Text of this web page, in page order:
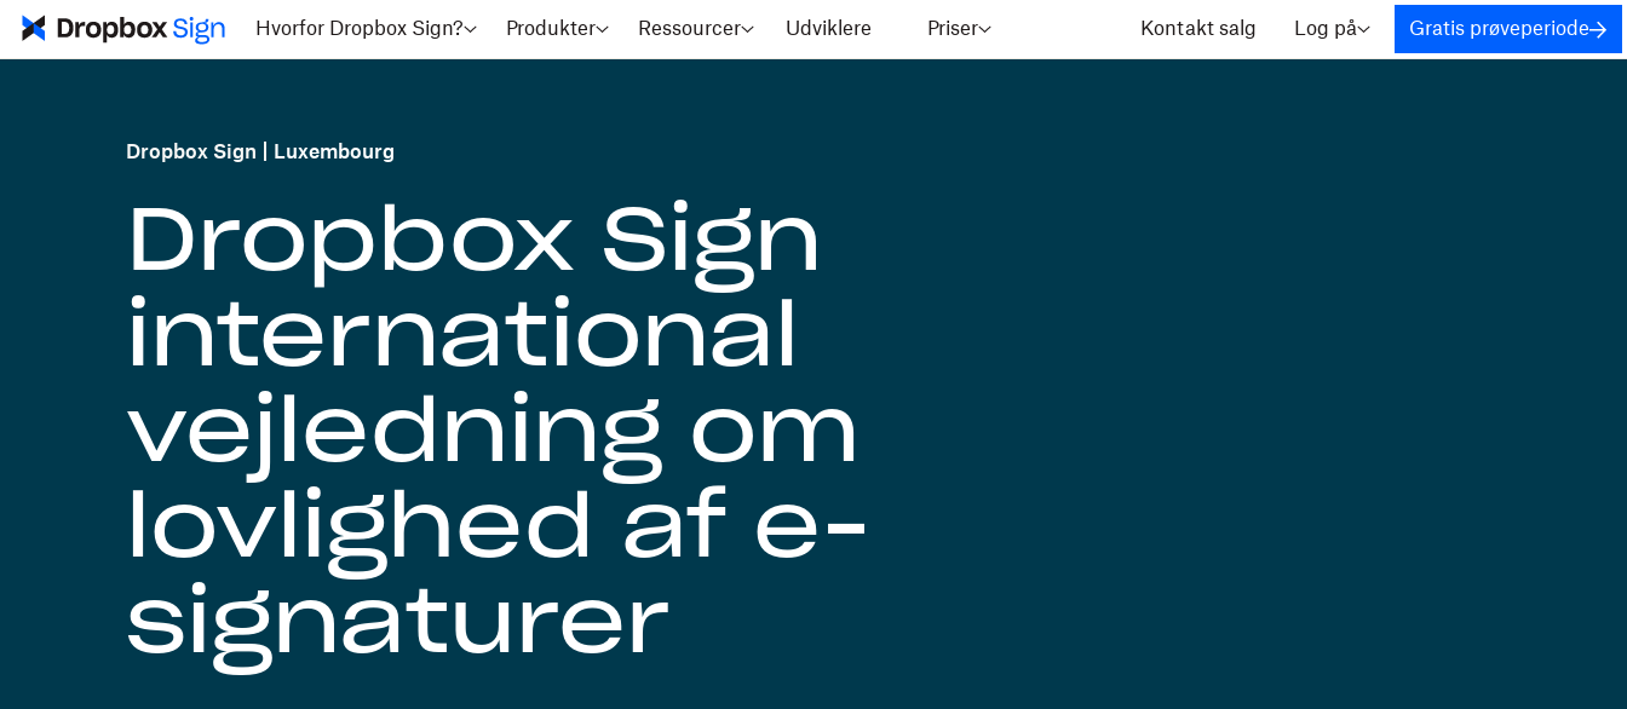
Hvorfor Dropbox Sign? Produkter Ressourcer Udviklere Priser Kontakt salg Log på Gratis prøveperiode
Dropbox Sign Luxembourg
Dropbox Sign
international
vejledning om
lovlighed af e-
signaturer